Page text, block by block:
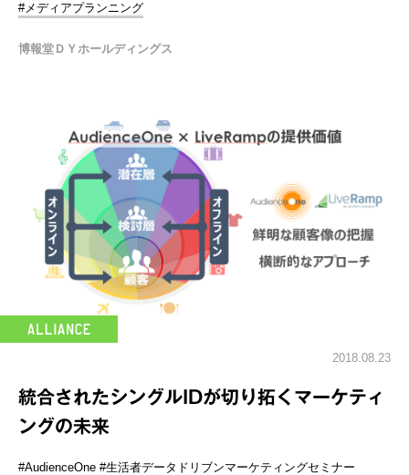
#メディアプランニング
博報堂ＤＹホールディングス
2018.08.23
統合されたシングルIDが切り拓くマーケティ
ングの未来
#AudienceOne #生活者データドリブンマーケティングセミナー